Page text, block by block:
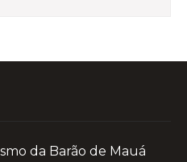
da Barão de Mauá